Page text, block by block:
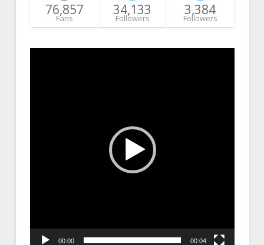
76,857
Fans
34,133
Followers
3,384
Followers
00:00 00:04